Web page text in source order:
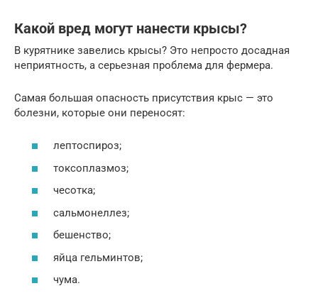
Какой вред могут нанести крысы?
В курятнике завелись крысы? Это непросто досадная
неприятность, а серьезная проблема для фермера.
Самая большая опасность присутствия крыс — это
болезни, которые они переносят:
лептоспироз;
токсоплазмоз;
чесотка;
сальмонеллез;
бешенство;
яйца гельминтов;
чума.